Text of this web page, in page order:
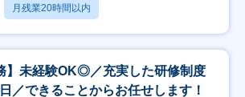
月残業20時間以内
】未経験OK◎／充実した研修制度
／できることからお任せします！